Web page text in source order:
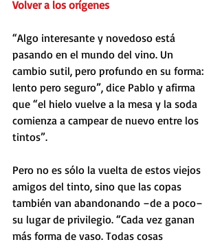
Volver a los orígenes
“Algo interesante y novedoso está
pasando en el mundo del vino. Un
cambio sutil, pero profundo en su forma:
lento pero seguro”, dice Pablo y afirma
que “el hielo vuelve a la mesa y la soda
comienza a campear de nuevo entre los
tintos”.
Pero no es sólo la vuelta de estos viejos
amigos del tinto, sino que las copas
también van abandonando –de a poco–
su lugar de privilegio. “Cada vez ganan
más forma de vaso. Todas cosas